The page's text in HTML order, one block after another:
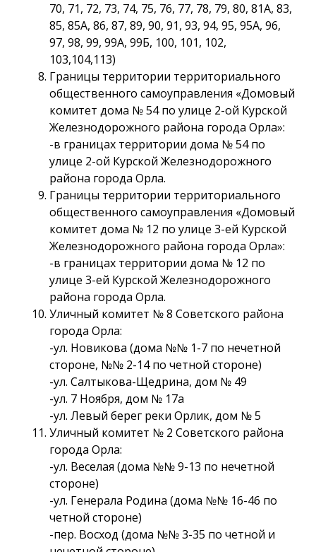
70, 71, 72, 73, 74, 75, 76, 77, 78, 79, 80, 81А, 83,
85, 85А, 86, 87, 89, 90, 91, 93, 94, 95, 95А, 96,
97, 98, 99, 99А, 99Б, 100, 101, 102,
103,104,113)
Границы территории территориального
общественного самоуправления «Домовый
комитет дома № 54 по улице 2-ой Курской
Железнодорожного района города Орла»:
-в границах территории дома № 54 по
улице 2-ой Курской Железнодорожного
района города Орла.
Границы территории территориального
общественного самоуправления «Домовый
комитет дома № 12 по улице 3-ей Курской
Железнодорожного района города Орла»:
-в границах территории дома № 12 по
улице 3-ей Курской Железнодорожного
района города Орла.
Уличный комитет № 8 Советского района
города Орла:
-ул. Новикова (дома №№ 1-7 по нечетной
стороне, №№ 2-14 по четной стороне)
-ул. Салтыкова-Щедрина, дом № 49
-ул. 7 Ноября, дом № 17а
-ул. Левый берег реки Орлик, дом № 5
Уличный комитет № 2 Советского района
города Орла:
-ул. Веселая (дома №№ 9-13 по нечетной
стороне)
-ул. Генерала Родина (дома №№ 16-46 по
четной стороне)
-пер. Восход (дома №№ 3-35 по четной и